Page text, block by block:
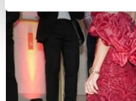
bestimmten Merkmalen
Erfahren Sie mehr darüber,
verarbeitet werden, und
Abschnitt Einzelheitenfest.
Wir verwenden Cookies, um